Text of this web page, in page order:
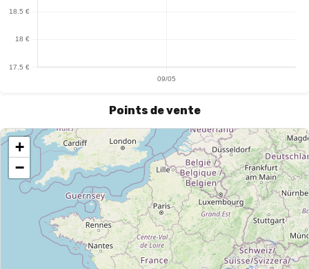
Points de vente
+
−